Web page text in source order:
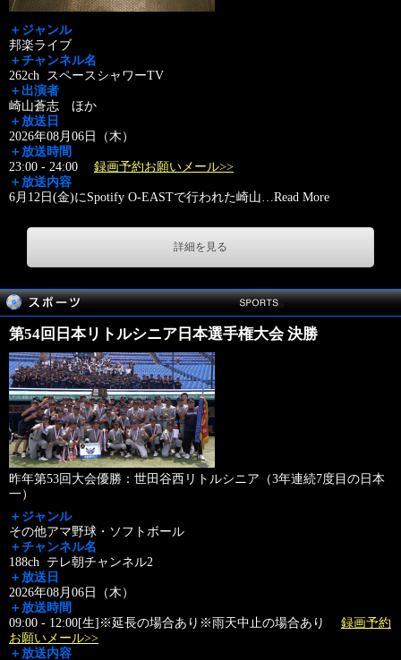
＋ジャンル
邦楽ライブ
＋チャンネル名
262ch スペースシャワーTV
＋出演者
崎山蒼志 ほか
＋放送日
2026年08月06日（木）
＋放送時間
23:00 - 24:00 録画予約お願いメール>>
＋放送内容
6月12日(金)にSpotify O-EASTで行われた崎山…Read More
詳細を見る
第54回日本リトルシニア日本選手権大会 決勝
昨年第53回大会優勝：世田谷西リトルシニア（3年連続7度目の日本
一）
＋ジャンル
その他アマ野球・ソフトボール
＋チャンネル名
188ch テレ朝チャンネル2
＋放送日
2026年08月06日（木）
＋放送時間
09:00 - 12:00[生]※延長の場合あり※雨天中止の場合あり 録画予約
お願いメール>>
＋放送内容